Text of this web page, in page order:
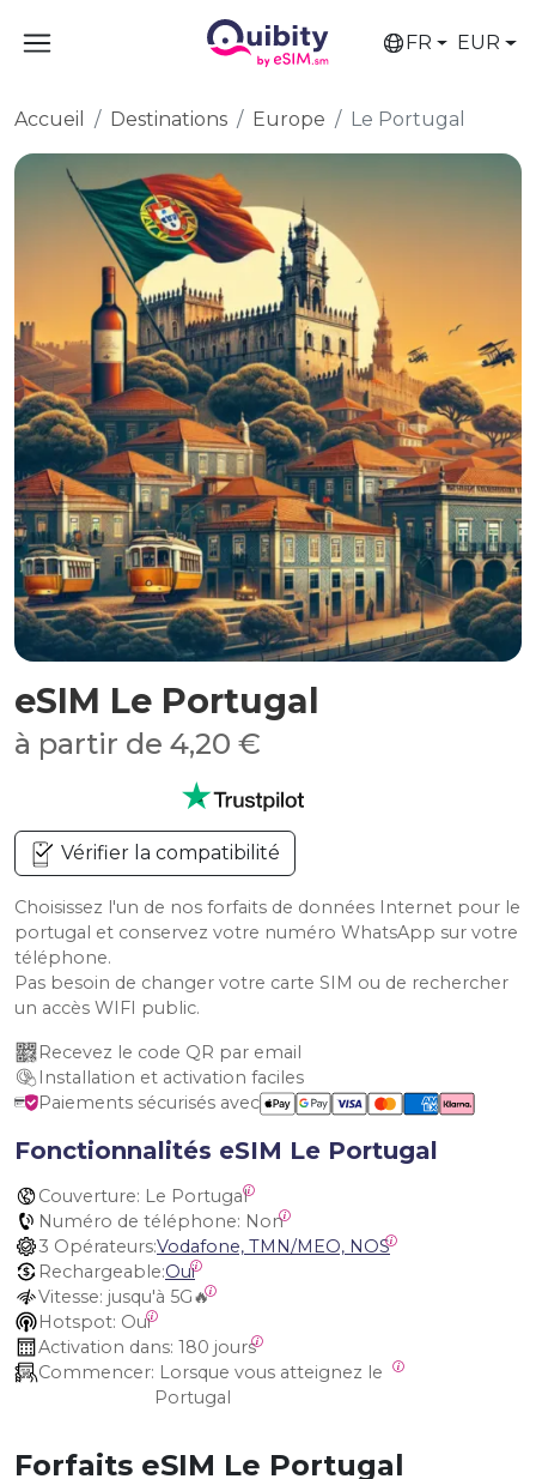
FR EUR
Accueil Destinations Europe Le Portugal
eSIM Le Portugal
à partir de 4,20 €
Vérifier la compatibilité
Choisissez l'un de nos forfaits de données Internet pour le
portugal et conservez votre numéro WhatsApp sur votre
téléphone.
Pas besoin de changer votre carte SIM ou de rechercher
un accès WIFI public.
Recevez le code QR par email
Installation et activation faciles
Paiements sécurisés avec
Fonctionnalités eSIM Le Portugal
Couverture: Le Portugal
Numéro de téléphone: Non
3 Opérateurs:Vodafone, TMN/MEO, NOS
Rechargeable:Oui
Vitesse: jusqu'à 5G🔥
Hotspot: Oui
Activation dans: 180 jours
Commencer:
Portugal
Forfaits eSIM Le Portugal